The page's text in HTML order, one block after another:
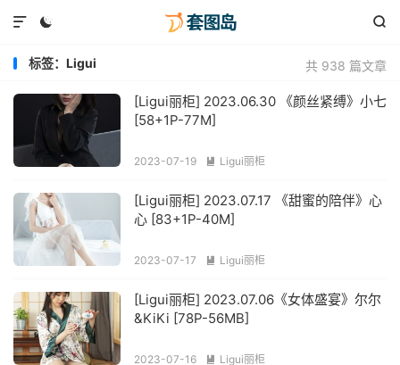
 

共 938 篇文章
标签：Ligui
[Ligui丽柜] 2023.06.30 《颜丝紧缚》小七
[58+1P-77M]
2023-07-19  Ligui丽柜
[Ligui丽柜] 2023.07.17 《甜蜜的陪伴》心
心 [83+1P-40M]
2023-07-17  Ligui丽柜
[Ligui丽柜] 2023.07.06《女体盛宴》尔尔
&KiKi [78P-56MB]
2023-07-16  Ligui丽柜